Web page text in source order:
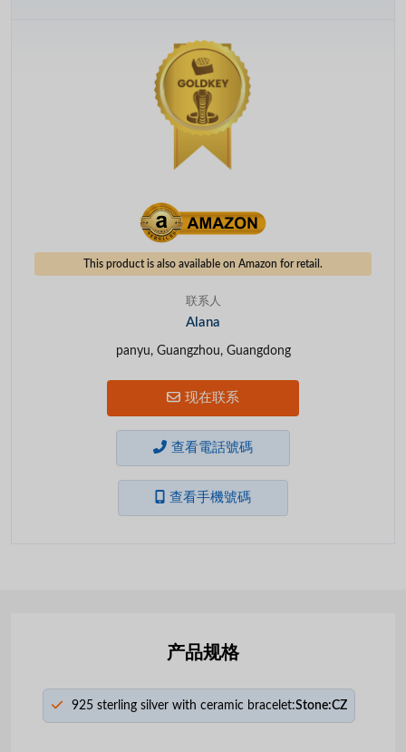
This product is also available on Amazon for retail.
联系人
Alana
panyu, Guangzhou, Guangdong
现在联系
查看電話號碼
查看手機號碼
产品规格
925 sterling silver with ceramic bracelet:Stone:CZ